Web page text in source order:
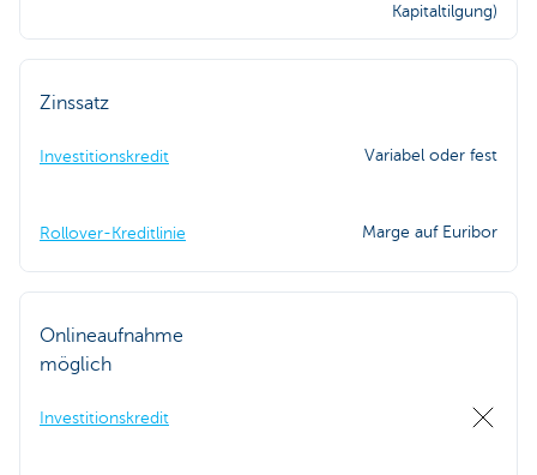
Kapitaltilgung)
Zinssatz
Investitionskredit Variabel oder fest
Rollover-Kreditlinie Marge auf Euribor
Onlineaufnahme
möglich
Investitionskredit